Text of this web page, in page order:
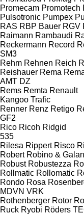
Promecam Promotech
Pulsotronic Pumpex
RAS RBP Bauer RGV
Raimann Rambaudi
Reckermann Record
SM3
Rehm Rehnen Reich
Reishauer Rema
AMT DZ
Rems Remta Renault
Kangoo Trafic
Renner Renz Retigo
GF2
Rico Ricoh Ridgid
535
Rilesa Rippert Risco
Robert Robino &
Robust Robustezza
Rollmatic Rollomatic
Rondo Rosa
MDVN VRK
Rothenberger Rotor
Ruck Ryobi Röders